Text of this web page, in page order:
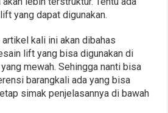
yang dapat digunakan.
kali ini akan dibahas
lift yang bisa digunakan di
mewah. Sehingga nanti bisa
barangkali ada yang bisa
simak penjelasannya di bawah